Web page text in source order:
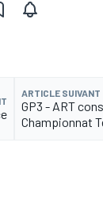
ARTICLE SUIVANT
GP3 - ART
Championnat